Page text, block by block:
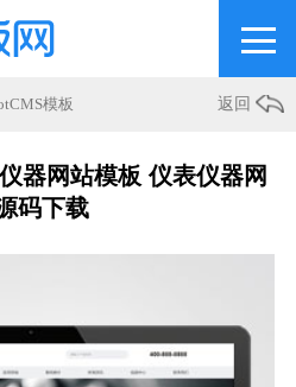
模板 返回
器网站模板 仪表仪器网
码下载